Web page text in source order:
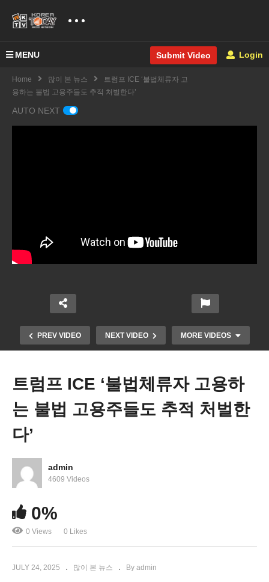
MENU Submit Video Login
Home 많이 본 뉴스
트럼프 ICE ‘불법체류자 고
용하는 불법 고용주들도 추적 처벌한다’
AUTO NEXT
PREV VIDEO NEXT VIDEO MORE VIDEOS
트럼프 연준 청사 직접 방문, 제롬 파월 다시 압박 ‘금
리인하 또는 해고’
트럼프 ICE ‘불법체류자 고용하
는 불법 고용주들도 추적 처벌한
다’
admin
4609 Videos
0%
0 Views 0 Likes
JULY 24, 2025 많이 본 뉴스 By admin